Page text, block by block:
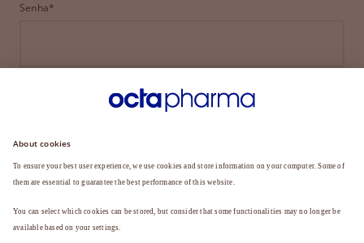
Senha*
ENTRAR
ESQUECEU SUA SENHA?
Ainda não é membro?